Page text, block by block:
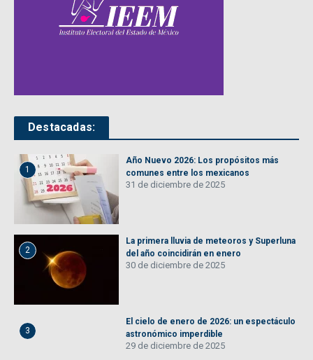
Destacadas:
1
Año Nuevo 2026: Los propósitos más
comunes entre los mexicanos
31 de diciembre de 2025
2
La primera lluvia de meteoros y Superluna
del año coincidirán en enero
30 de diciembre de 2025
3
El cielo de enero de 2026: un espectáculo
astronómico imperdible
29 de diciembre de 2025